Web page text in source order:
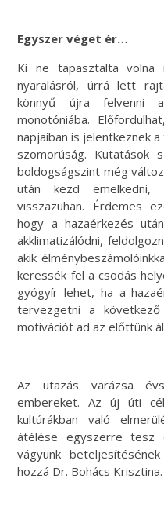
Egyszer véget ér…
Ki ne tapasztalta
nyaralásról, úrrá lett
könnyű újra felvenni
monotóniába.
napjaiban is jelentkeznek
szomorúság. Kutatások
boldogságszint még
után kezd
visszazuhan. Érdemes
hogy a hazaérkezés
akklimatizálódni,
akik
keressék fel a csodás
gyógyír lehet, ha a
tervezgetni a
motivációt ad az előttünk
Az utazás varázsa
embereket. Az új úti
kultúrákban való
átélése egyszerre tesz
vágyunk
hozzá Dr. Bohács Krisztina.